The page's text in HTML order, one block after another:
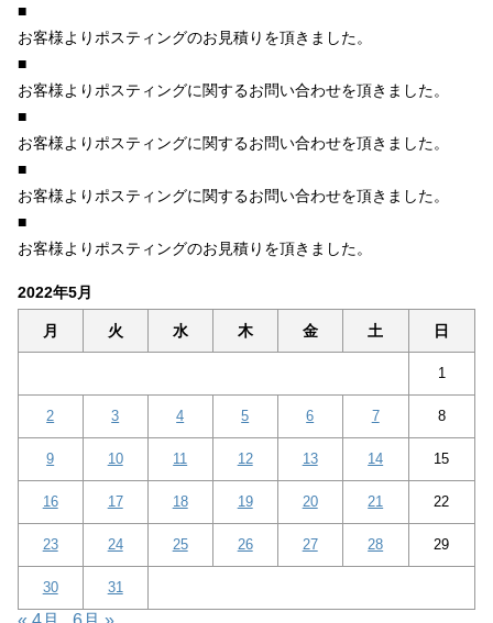
■
お客様よりポスティングのお見積りを頂きました。
■
お客様よりポスティングに関するお問い合わせを頂きました。
■
お客様よりポスティングに関するお問い合わせを頂きました。
■
お客様よりポスティングに関するお問い合わせを頂きました。
■
お客様よりポスティングのお見積りを頂きました。
2022年5月
月 火 水 木 金 土 日
1
2 3 4 5 6 7 8
9 10 11 12 13 14 15
16 17 18 19 20 21 22
23 24 25 26 27 28 29
30 31